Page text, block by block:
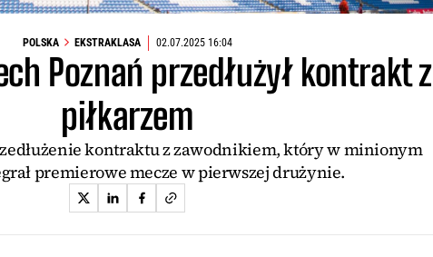
POLSKA EKSTRAKLASA 02.07.2025 16:04
Poznań przedłużył kontrakt z
piłkarzem
kontraktu z zawodnikiem, który w minionym
premierowe mecze w pierwszej drużynie.